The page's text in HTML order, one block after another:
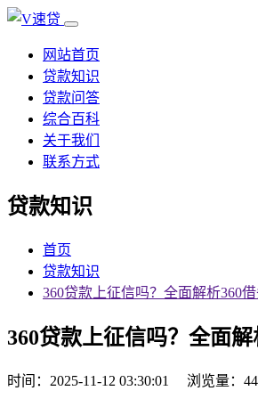
网站首页
贷款知识
贷款问答
综合百科
关于我们
联系方式
贷款知识
首页
贷款知识
360贷款上征信吗？全面解析360借
360贷款上征信吗？全面解
时间：2025-11-12 03:30:01 浏览量：